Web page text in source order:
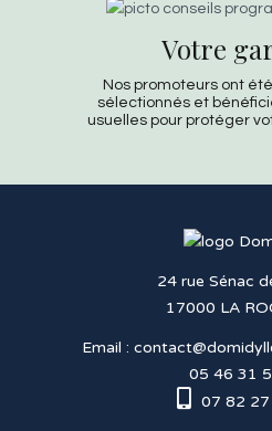
Votre
Nos promoteurs ont
sélectionnés et
usuelles pour protéger
24 rue Sénac
17000 LA
Email :
05 46 31
07 82